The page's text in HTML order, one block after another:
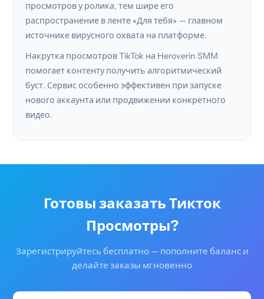
просмотров у ролика, тем шире его
распространение в ленте «Для тебя» — главном
источнике вирусного охвата на платформе.
Накрутка просмотров TikTok на Heroverin SMM
помогает контенту получить алгоритмический
буст. Сервис особенно эффективен при запуске
нового аккаунта или продвижении конкретного
видео.
Готовы заказать Тикток
Просмотры?
Зарегистрируйтесь бесплатно — пополните баланс и
делайте заказы мгновенно